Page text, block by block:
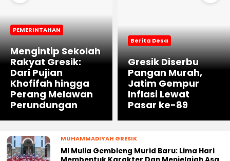
PEMERINTAHAN
Mengintip Sekolah
Rakyat Gresik:
Dari Pujian
Khofifah hingga
Perang Melawan
Perundungan
Berita Desa
Gresik Diserbu
Pangan Murah,
Jatim Gempur
Inflasi Lewat
Pasar ke-89
MI Mulia Gembleng Murid Baru: Lima Hari
Membentuk Karakter Dan Menjelajah Asa